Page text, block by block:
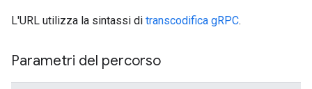
L'URL utilizza la sintassi di transcodifica gRPC.
Parametri del percorso